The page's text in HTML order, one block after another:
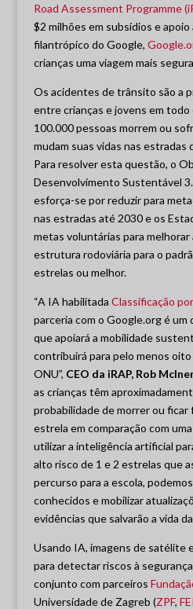
Road Assessment Programme
$2 milhões em subsídios e apoio
filantrópico do Google,
crianças uma viagem mais
Os acidentes de trânsito são a
entre crianças e jovens em todo
100.000 pessoas morrem ou
mudam suas vidas nas estradas
Para resolver esta questão, o
Desenvolvimento Sustentável
esforça-se por reduzir para
nas estradas até 2030 e os
metas voluntárias para melhorar
estrutura rodoviária para o
estrelas ou melhor.
“A IA habilitada Classificação
parceria com o Google.org é um
que apoiará a mobilidade
contribuirá para pelo menos
ONU”, CEO da iRAP, Rob
as crianças têm
probabilidade de morrer ou ficar
estrela em comparação com
utilizar a inteligência artificial
alto risco de 1 e 2 estrelas que
percurso para a escola,
conhecidos e mobilizar
evidências que salvarão a vida
Usando IA, imagens de satélite
para detectar riscos à
conjunto com parceiros
Universidade de Zagreb (ZPF,